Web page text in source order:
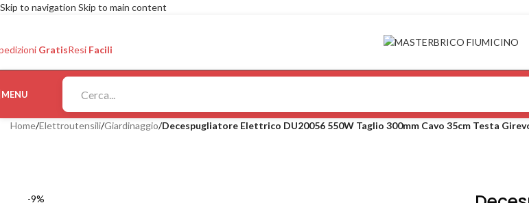
Skip to navigation Skip to main content
GratisResi Facili
MENU
Home/Elettroutensili/Giardinaggio/Decespugliatore Elettrico DU20056 550W Taglio 300mm Cavo 35cm Testa
-9%